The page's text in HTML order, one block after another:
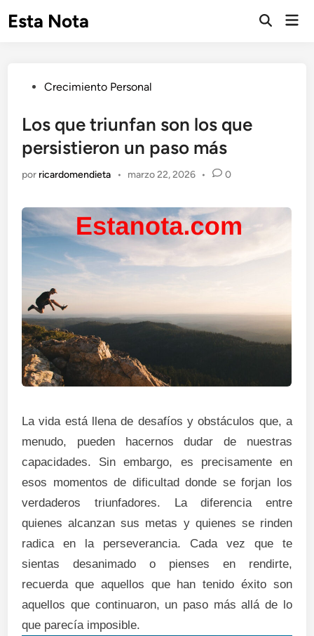
Esta Nota
Abrir
Publicado
Crecimiento Personal
Los que triunfan son los que
persistieron un paso más
por ricardomendieta • marzo 22, 2026 • 0
La vida está llena de desafíos y obstáculos que, a
menudo, pueden hacernos dudar de nuestras
capacidades. Sin embargo, es precisamente en
esos momentos de dificultad donde se forjan los
verdaderos triunfadores. La diferencia entre
quienes alcanzan sus metas y quienes se rinden
radica en la perseverancia. Cada vez que te
sientas desanimado o pienses en rendirte,
recuerda que aquellos que han tenido éxito son
aquellos que continuaron, un paso más allá de lo
que parecía imposible.